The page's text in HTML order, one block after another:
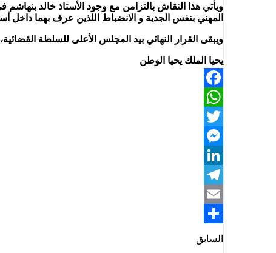
ويأتي هذا النقاش بالتزامن مع وجود الأستاذ خالد
المهني بنفس الجدية و الانضباط اللذين عرف بهما داخل
ويبقى القرار النهائي بيد المجلس الأعلى للسلطة
يحيا الملك يحيا الوطن
Facebook
WhatsApp
Twitter
Messenger
LinkedIn
Telegram
Email
Share
السابق